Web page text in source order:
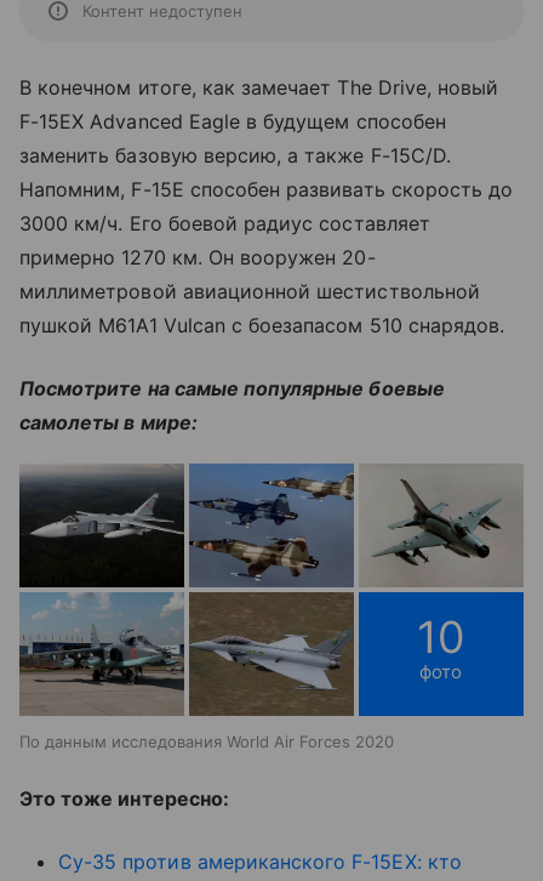
Контент недоступен
В конечном итоге, как замечает The Drive, новый
F-15EX Advanced Eagle в будущем способен
заменить базовую версию, а также F-15C/D.
Напомним, F-15E способен развивать скорость до
3000 км/ч. Его боевой радиус составляет
примерно 1270 км. Он вооружен 20-
миллиметровой авиационной шестиствольной
пушкой M61A1 Vulcan с боезапасом 510 снарядов.
Посмотрите на самые популярные боевые
самолеты в мире:
10
фото
По данным исследования World Air Forces 2020
Это тоже интересно:
Су-35 против американского F-15EX: кто